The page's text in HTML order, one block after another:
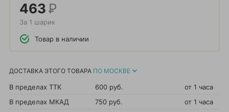
463Р
За 1 шарик
Товар в наличии
ДОСТАВКА ЭТОГО ТОВАРА ПО МОСКВЕ
В пределах ТТК 600 руб.
от 1 часа
В пределах МКАД
750 руб.
от 1 часа